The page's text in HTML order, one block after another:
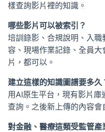
樣查詢影片裡的知識。
哪些影片可以被索引？
培訓錄影、合規說明、入
容、現場作業記錄、全員
片，都可以。
建立這樣的知識圖譜要多久
用AI原生平台，現有影片
查詢。之後新上傳的內容會
對金融、醫療這類受監管產